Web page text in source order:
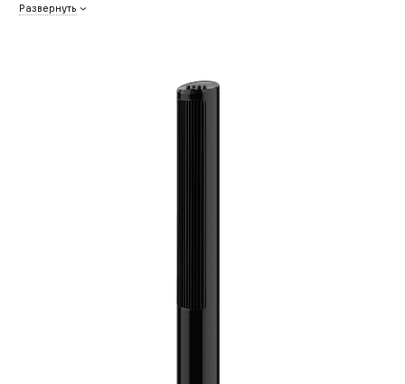
Развернуть